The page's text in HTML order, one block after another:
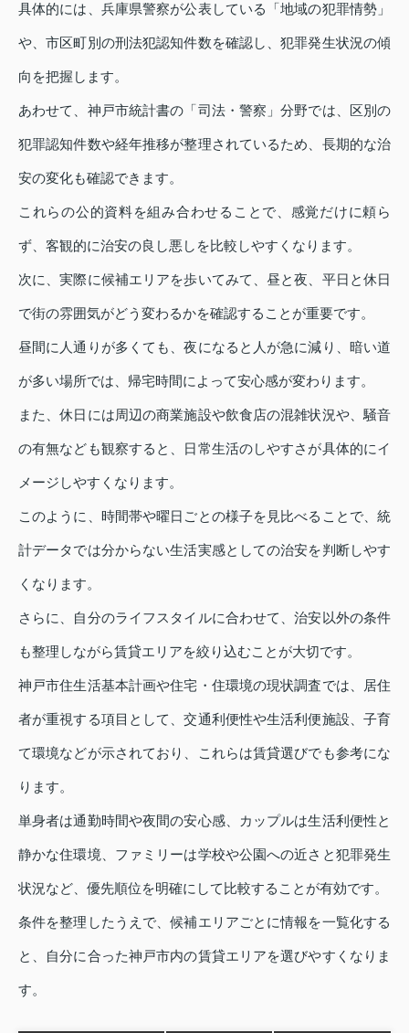
具体的には、兵庫県警察が公表している「地域の犯罪情勢」
や、市区町別の刑法犯認知件数を確認し、犯罪発生状況の傾
向を把握します。
あわせて、神戸市統計書の「司法・警察」分野では、区別の
犯罪認知件数や経年推移が整理されているため、長期的な治
安の変化も確認できます。
これらの公的資料を組み合わせることで、感覚だけに頼ら
ず、客観的に治安の良し悪しを比較しやすくなります。
次に、実際に候補エリアを歩いてみて、昼と夜、平日と休日
で街の雰囲気がどう変わるかを確認することが重要です。
昼間に人通りが多くても、夜になると人が急に減り、暗い道
が多い場所では、帰宅時間によって安心感が変わります。
また、休日には周辺の商業施設や飲食店の混雑状況や、騒音
の有無なども観察すると、日常生活のしやすさが具体的にイ
メージしやすくなります。
このように、時間帯や曜日ごとの様子を見比べることで、統
計データでは分からない生活実感としての治安を判断しやす
くなります。
さらに、自分のライフスタイルに合わせて、治安以外の条件
も整理しながら賃貸エリアを絞り込むことが大切です。
神戸市住生活基本計画や住宅・住環境の現状調査では、居住
者が重視する項目として、交通利便性や生活利便施設、子育
て環境などが示されており、これらは賃貸選びでも参考にな
ります。
単身者は通勤時間や夜間の安心感、カップルは生活利便性と
静かな住環境、ファミリーは学校や公園への近さと犯罪発生
状況など、優先順位を明確にして比較することが有効です。
条件を整理したうえで、候補エリアごとに情報を一覧化する
と、自分に合った神戸市内の賃貸エリアを選びやすくなりま
す。